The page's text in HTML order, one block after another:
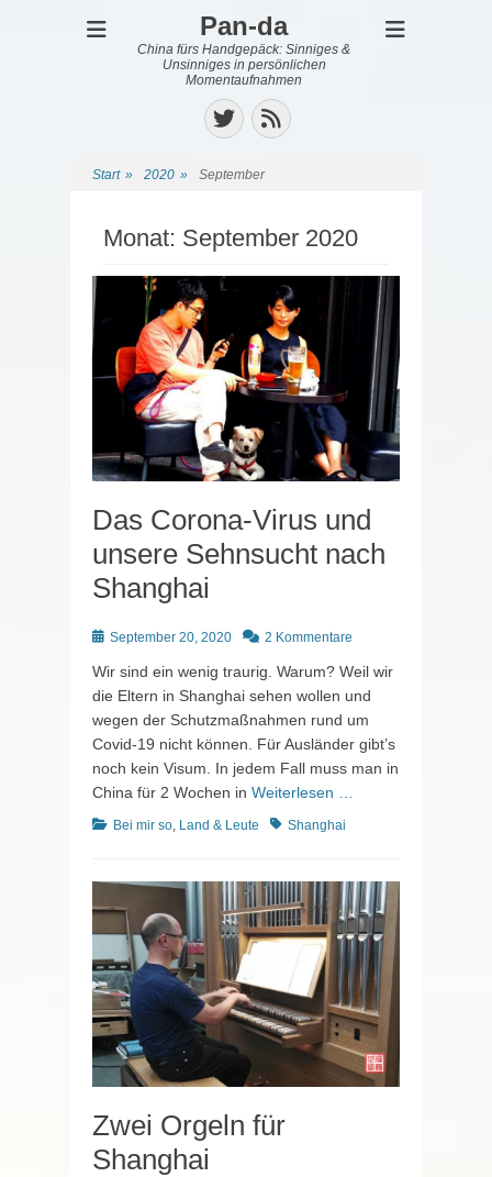
Pan-da
China fürs Handgepäck: Sinniges &
Unsinniges in persönlichen
Momentaufnahmen
Twitter
Feed
Start » 2020 » September
Monat: September 2020
Das Corona-Virus und
unsere Sehnsucht nach
Shanghai
Posted
September 20, 2020 2 Kommentare
Wir sind ein wenig traurig. Warum? Weil wir
die Eltern in Shanghai sehen wollen und
wegen der Schutzmaßnahmen rund um
Covid-19 nicht können. Für Ausländer gibt’s
noch kein Visum. In jedem Fall muss man in
China für 2 Wochen in Weiterlesen …
Kategorien
Bei mir so Land & Leute Schlagworte
Shanghai
Zwei Orgeln für
Shanghai